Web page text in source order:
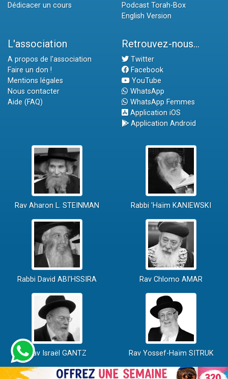
Dédicacer un cours
Podcast Torah-Box
English Version
L'association
A propos de l'association
Faire un don !
Mentions légales
Nous contacter
Aide (FAQ)
Retrouvez-nous...
Twitter
Facebook
YouTube
WhatsApp
WhatsApp Femmes
Application iOS
Application Android
Rav Aharon L. STEINMAN Rabbi 'Haïm KANIEWSKI
Rabbi David ABI'HSSIRA Rav Chlomo AMAR
Rav Israël GANTZ Rav Yossef-Haïm SITRUK